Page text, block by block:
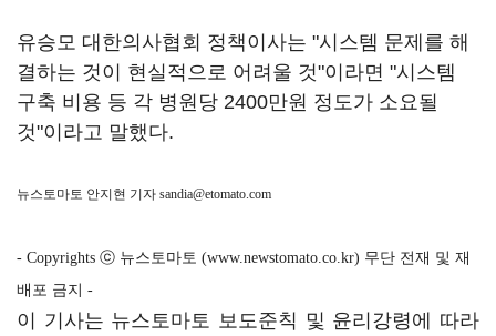
유승모 대한의사협회 정책이사는 "시스템 문제를 해
결하는 것이 현실적으로 어려울 것"이라면 "시스템
구축 비용 등 각 병원당 2400만원 정도가 소요될
것"이라고 말했다.
뉴스토마토 안지현 기자 sandia@etomato.com
- Copyrights ⓒ 뉴스토마토 (www.newstomato.co.kr) 무단 전재 및 재
배포 금지 -
이 기사는 뉴스토마토 보도준칙 및 윤리강령에 따라